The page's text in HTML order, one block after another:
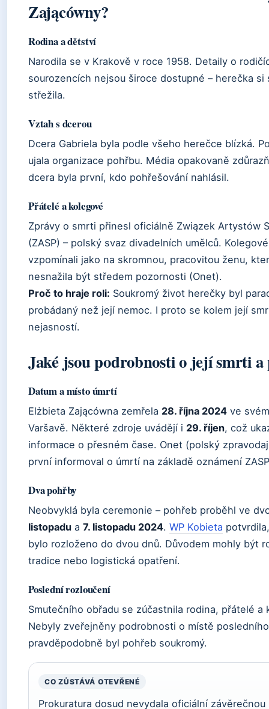
Zającówny?
Rodina a dětství
Narodila se v Krakově v roce 1958. Detaily o
sourozencích nejsou široce dostupné – herečka si
střežila.
Vztah s dcerou
Dcera Gabriela byla podle všeho herečce blízká.
ujala organizace pohřbu. Média opakovaně
dcera byla první, kdo pohřešování nahlásil.
Přátelé a kolegové
Zprávy o smrti přinesl oficiálně Związek Artystów
(ZASP) – polský svaz divadelních umělců.
vzpomínali jako na skromnou, pracovitou ženu,
nesnažila být středem pozornosti (Onet).
Proč to hraje roli: Soukromý život herečky byl
probádaný než její nemoc. I proto se kolem její
nejasností.
Jaké jsou podrobnosti o její smrti
Datum a místo úmrtí
Elżbieta Zającówna zemřela 28. října 2024 ve
Varšavě. Některé zdroje uvádějí i 29. říjen, což
informace o přesném čase. Onet (polský
první informoval o úmrtí na základě oznámení
Dva pohřby
Neobvyklá byla ceremonie – pohřeb proběhl ve
listopadu a 7. listopadu 2024. WP Kobieta
bylo rozloženo do dvou dnů. Důvodem mohly být
tradice nebo logistická opatření.
Poslední rozloučení
Smutečního obřadu se zúčastnila rodina, přátelé a
Nebyly zveřejněny podrobnosti o místě
pravděpodobně byl pohřeb soukromý.
CO ZŮSTÁVÁ OTEVŘENÉ
Prokuratura dosud nevydala oficiální závěrečnou